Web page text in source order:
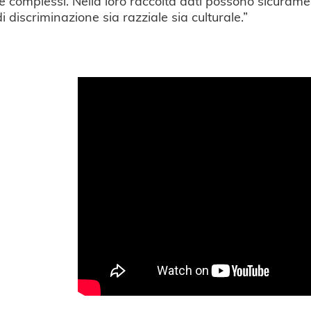
discriminazione sia razziale sia culturale.”